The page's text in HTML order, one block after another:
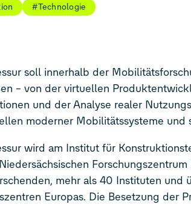
#Technologie
soll innerhalb der
– von der virtuellen
und der Analyse realer
moderner Mobilitätssysteme
wird am Institut für
mehr als 40 Instituten und
Europas. Die Besetzung der